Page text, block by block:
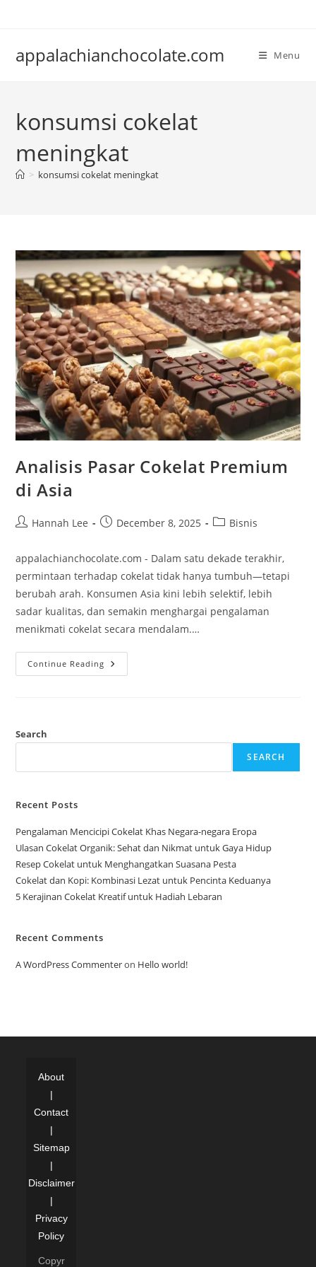
appalachianchocolate.com Menu
konsumsi cokelat
meningkat
> konsumsi cokelat meningkat
Analisis Pasar Cokelat Premium
di Asia
PostHannah Lee
PostDecember 8, 2025
PostBisnis
appalachianchocolate.com - Dalam satu dekade terakhir,
permintaan terhadap cokelat tidak hanya tumbuh—tetapi
berubah arah. Konsumen Asia kini lebih selektif, lebih
sadar kualitas, dan semakin menghargai pengalaman
menikmati cokelat secara mendalam.…
Continue Reading Analisis
Pasar
Search
SEARCH
Recent Posts
Pengalaman Mencicipi Cokelat Khas Negara-negara Eropa
Ulasan Cokelat Organik: Sehat dan Nikmat untuk Gaya Hidup
Resep Cokelat untuk Menghangatkan Suasana Pesta
Cokelat dan Kopi: Kombinasi Lezat untuk Pencinta Keduanya
5 Kerajinan Cokelat Kreatif untuk Hadiah Lebaran
Recent Comments
A WordPress Commenteron Hello world!
About
|
Contact
|
Sitemap
|
Disclaimer
|
Privacy
Policy
Copyr